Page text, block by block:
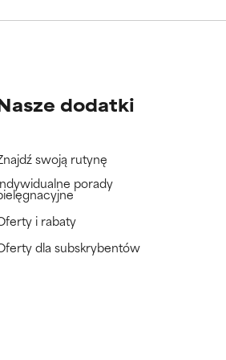
dodatki
swoją rutynę
porady
i rabaty
dla subskrybentów